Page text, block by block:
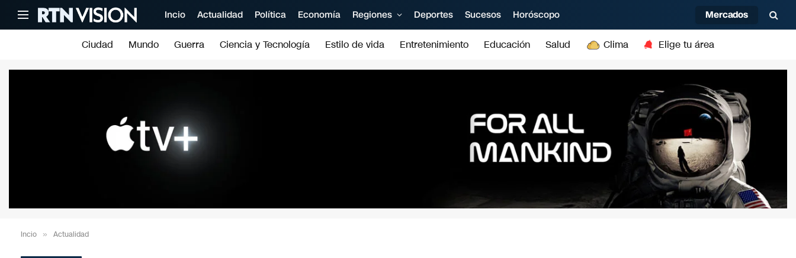
Incio Actualidad Política Economía Regiones Deportes Sucesos Horóscopo Mercados
Ciudad Mundo Guerra Ciencia y Tecnología Estilo de vida Entretenimiento Educación Salud Clima Elige tu área
Incio » Actualidad